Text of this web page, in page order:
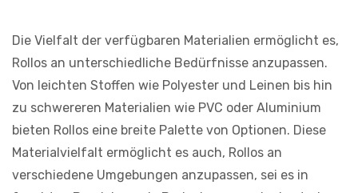
Die Vielfalt der verfügbaren Materialien ermöglicht es,
Rollos an unterschiedliche Bedürfnisse anzupassen.
Von leichten Stoffen wie Polyester und Leinen bis hin
zu schwereren Materialien wie PVC oder Aluminium
bieten Rollos eine breite Palette von Optionen. Diese
Materialvielfalt ermöglicht es auch, Rollos an
verschiedene Umgebungen anzupassen, sei es in